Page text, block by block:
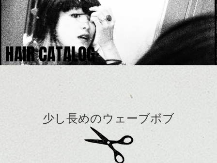
HAIR CATALOG
少し長めのウェーブボブ